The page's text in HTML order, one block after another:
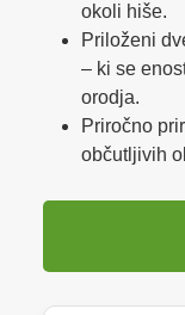
okoli hiše.
Priloženi
– ki se
orodja.
Priročno
občutljivih